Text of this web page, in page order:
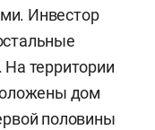
Инвестор
На территории
дом
половины